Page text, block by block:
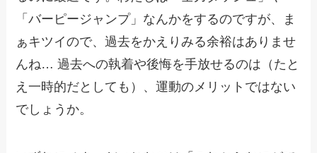
「バーピージャンプ」なんかをするのですが、ま
ぁキツイので、過去をかえりみる余裕はありませ
んね… 過去への執着や後悔を手放せるのは（たと
え一時的だとしても）、運動のメリットではない
でしょうか。